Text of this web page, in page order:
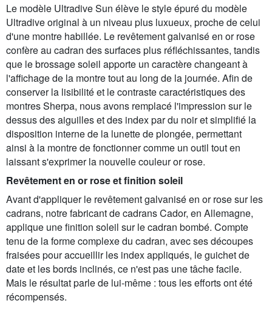
Le modèle Ultradive Sun élève le style épuré du modèle
Ultradive original à un niveau plus luxueux, proche de celui
d'une montre habillée. Le revêtement galvanisé en or rose
confère au cadran des surfaces plus réfléchissantes, tandis
que le brossage soleil apporte un caractère changeant à
l'affichage de la montre tout au long de la journée. Afin de
conserver la lisibilité et le contraste caractéristiques des
montres Sherpa, nous avons remplacé l'impression sur le
dessus des aiguilles et des index par du noir et simplifié la
disposition interne de la lunette de plongée, permettant
ainsi à la montre de fonctionner comme un outil tout en
laissant s'exprimer la nouvelle couleur or rose.
Revêtement en or rose et finition soleil
Avant d'appliquer le revêtement galvanisé en or rose sur les
cadrans, notre fabricant de cadrans Cador, en Allemagne,
applique une finition soleil sur le cadran bombé. Compte
tenu de la forme complexe du cadran, avec ses découpes
fraisées pour accueillir les index appliqués, le guichet de
date et les bords inclinés, ce n'est pas une tâche facile.
Mais le résultat parle de lui-même : tous les efforts ont été
récompensés.